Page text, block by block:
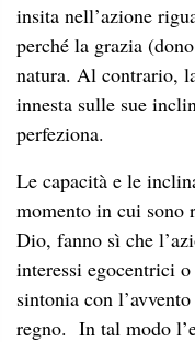
insita nell’azione
perché la grazia
natura. Al contrario,
innesta sulle sue
perfeziona.
Le capacità e le
momento in cui sono
Dio, fanno sì che
interessi egocentrici
sintonia con
regno. In tal modo